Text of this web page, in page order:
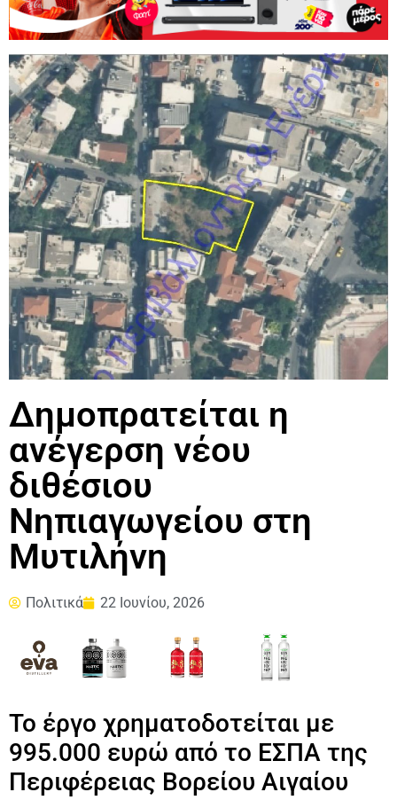
Δημοπρατείται η
ανέγερση νέου
διθέσιου
Νηπιαγωγείου στη
Μυτιλήνη
Πολιτικά 22 Ιουνίου, 2026
Το έργο χρηματοδοτείται με
995.000 ευρώ από το ΕΣΠΑ της
Περιφέρειας Βορείου Αιγαίου